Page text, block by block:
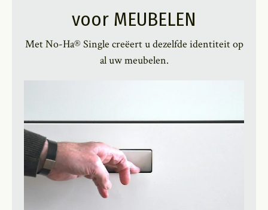
voor MEUBELEN
Met No-Ha® Single creëert u dezelfde identiteit op
al uw meubelen.